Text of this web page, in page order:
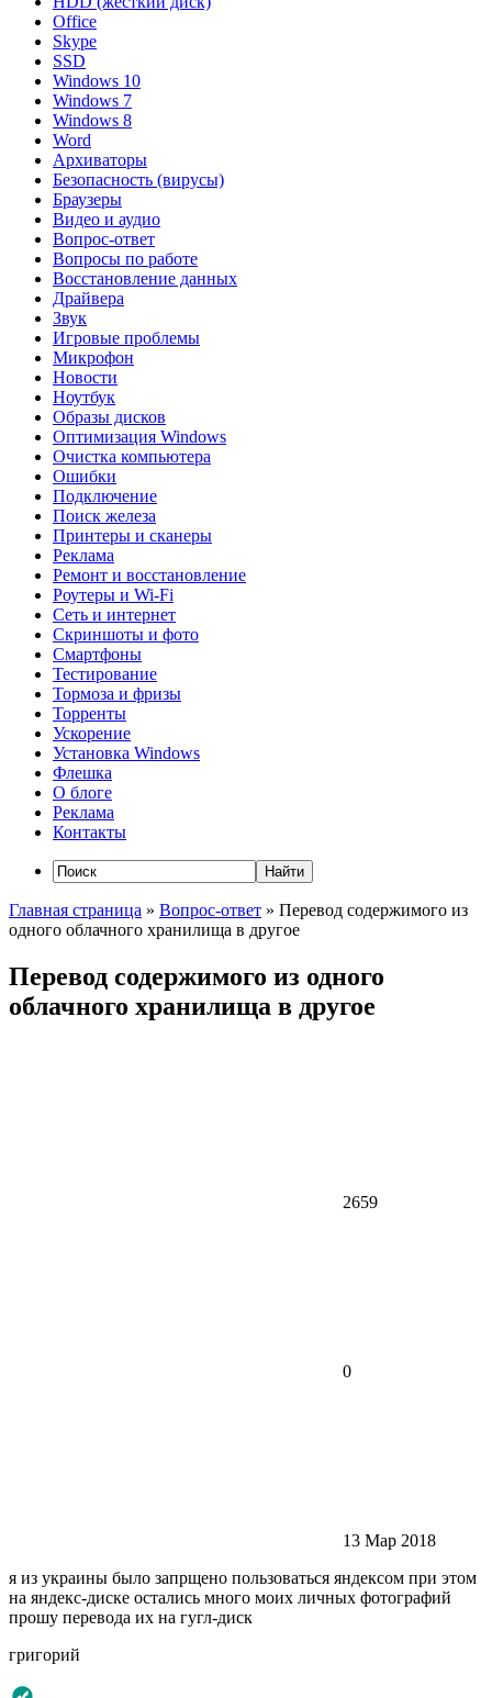
Office
Skype
SSD
Windows 10
Windows 7
Windows 8
Word
Архиваторы
Безопасность (вирусы)
Браузеры
Видео и аудио
Вопрос-ответ
Вопросы по работе
Восстановление данных
Драйвера
Звук
Игровые проблемы
Микрофон
Новости
Ноутбук
Образы дисков
Оптимизация Windows
Очистка компьютера
Ошибки
Подключение
Поиск железа
Принтеры и сканеры
Реклама
Ремонт и восстановление
Роутеры и Wi-Fi
Сеть и интернет
Скриншоты и фото
Смартфоны
Тестирование
Тормоза и фризы
Торренты
Ускорение
Установка Windows
Флешка
О блоге
Реклама
Контакты
Главная страница » Вопрос-ответ » Перевод содержимого из
одного облачного хранилища в другое
Перевод содержимого из одного
облачного хранилища в другое
2659
0
13 Мар 2018
я из украины было запрщено пользоваться яндексом при этом
на яндекс-диске остались много моих личных фотографий
прошу перевода их на гугл-диск
григорий